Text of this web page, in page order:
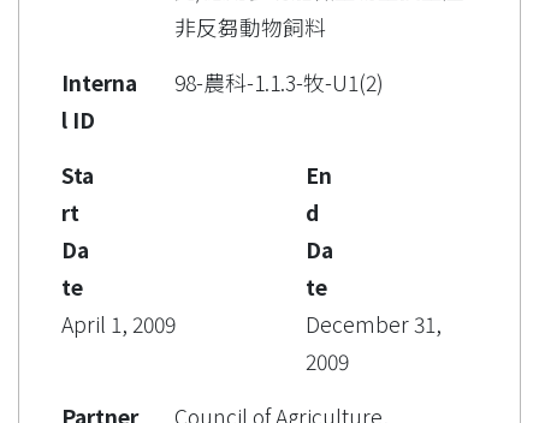
非反芻動物飼料
Interna
l ID
98-農科-1.1.3-牧-U1(2)
Sta
rt
Da
te
April 1, 2009
En
d
Da
te
December 31,
2009
Partner
Council of Agriculture,